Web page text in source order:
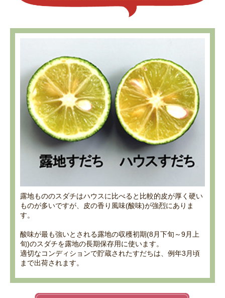
露地もののスダチはハウスに比べると比較的皮が厚く硬い
ものが多いですが、皮の香り風味(酸味)が強烈にありま
す。
酸味が最も強いとされる露地の収穫初期(8月下旬～9月上
旬)のスダチを露地の長期保存用に使います。
適切なコンディションで貯蔵されたすだちは、例年3月頃
まで出荷されます。